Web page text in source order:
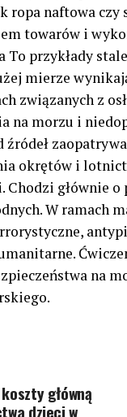
ropa naftowa czy
towarów i
To przykłady
mierze
związanych z
na morzu i
źródeł
okrętów i
Chodzi głównie
W ramach
na
główną
dzieci w